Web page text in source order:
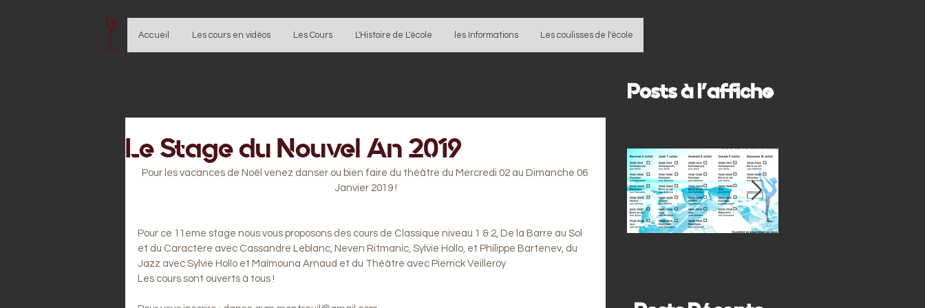
Accueil Les cours en vidéos Les Cours L'Histoire de L'école les Informations Les coulisses de l'école
Posts à l'affiche
Le Stage du Nouvel An 2019
Pour les vacances de Noël venez danser ou bien faire du théâtre du Mercredi 02 au Dimanche 06
Janvier 2019 !
Pour ce 11eme stage nous vous proposons des cours de Classique niveau 1 & 2, De la Barre au Sol
et du Caractère avec Cassandre Leblanc, Neven Ritmanic, Sylvie Hollo, et Philippe Bartenev, du
Jazz avec Sylvie Hollo et Maïmouna Arnaud et du Théâtre avec Pierrick Veilleroy
Les cours sont ouverts à tous !